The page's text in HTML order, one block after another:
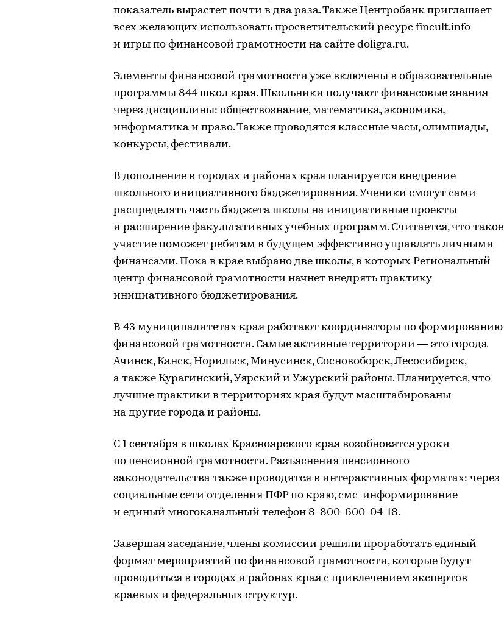
показатель вырастет почти в два раза. Также Центробанк приглашает
всех желающих использовать просветительский ресурс fincult.info
и игры по финансовой грамотности на сайте doligra.ru.
Элементы финансовой грамотности уже включены в образовательные
программы 844 школ края. Школьники получают финансовые знания
через дисциплины: обществознание, математика, экономика,
информатика и право. Также проводятся классные часы, олимпиады,
конкурсы, фестивали.
В дополнение в городах и районах края планируется внедрение
школьного инициативного бюджетирования. Ученики смогут сами
распределять часть бюджета школы на инициативные проекты
и расширение факультативных учебных программ. Считается, что такое
участие поможет ребятам в будущем эффективно управлять личными
финансами. Пока в крае выбрано две школы, в которых Региональный
центр финансовой грамотности начнет внедрять практику
инициативного бюджетирования.
В 43 муниципалитетах края работают координаторы по формированию
финансовой грамотности. Самые активные территории — это города
Ачинск, Канск, Норильск, Минусинск, Сосновоборск, Лесосибирск,
а также Курагинский, Уярский и Ужурский районы. Планируется, что
лучшие практики в территориях края будут масштабированы
на другие города и районы.
С 1 сентября в школах Красноярского края возобновятся уроки
по пенсионной грамотности. Разъяснения пенсионного
законодательства также проводятся в интерактивных форматах: через
социальные сети отделения ПФР по краю, смс-информирование
и единый многоканальный телефон 8-800-600-04-18.
Завершая заседание, члены комиссии решили проработать единый
формат мероприятий по финансовой грамотности, которые будут
проводиться в городах и районах края с привлечением экспертов
краевых и федеральных структур.